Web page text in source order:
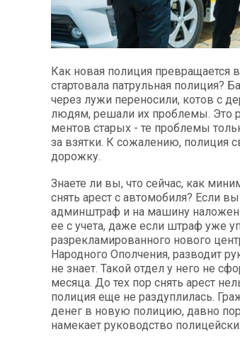
Как новая полиция превращается
стартовала патрульная полиция?
через лужи переносили, котов с
людям, решали их проблемы. Это
ментов старых - те проблемы
за взятки. К сожалению, полиция
дорожку.
Знаете ли вы, что сейчас, как
снять арест с автомобиля? Если
админштраф и на машину наложен
ее с учета, даже если штраф уже
разрекламированного нового
Народного Ополчения, разводит
не знает. Такой отдел у него не
месяца. До тех пор снять арест
полиция еще не раздуплилась.
денег в новую полицию, давно
намекает руководство